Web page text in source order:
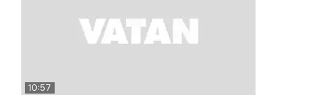
10:57